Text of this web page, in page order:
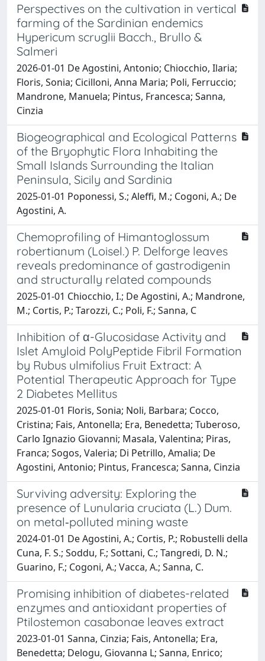
Perspectives on the cultivation in vertical
farming of the Sardinian endemics
Hypericum scruglii Bacch., Brullo &
Salmeri
2026-01-01 De Agostini, Antonio; Chiocchio, Ilaria;
Floris, Sonia; Cicilloni, Anna Maria; Poli, Ferruccio;
Mandrone, Manuela; Pintus, Francesca; Sanna,
Cinzia
Biogeographical and Ecological Patterns
of the Bryophytic Flora Inhabiting the
Small Islands Surrounding the Italian
Peninsula, Sicily and Sardinia
2025-01-01 Poponessi, S.; Aleffi, M.; Cogoni, A.; De
Agostini, A.
Chemoprofiling of Himantoglossum
robertianum (Loisel.) P. Delforge leaves
reveals predominance of gastrodigenin
and structurally related compounds
2025-01-01 Chiocchio, I.; De Agostini, A.; Mandrone,
M.; Cortis, P.; Tarozzi, C.; Poli, F.; Sanna, C
Inhibition of α-Glucosidase Activity and
Islet Amyloid PolyPeptide Fibril Formation
by Rubus ulmifolius Fruit Extract: A
Potential Therapeutic Approach for Type
2 Diabetes Mellitus
2025-01-01 Floris, Sonia; Noli, Barbara; Cocco,
Cristina; Fais, Antonella; Era, Benedetta; Tuberoso,
Carlo Ignazio Giovanni; Masala, Valentina; Piras,
Franca; Sogos, Valeria; Di Petrillo, Amalia; De
Agostini, Antonio; Pintus, Francesca; Sanna, Cinzia
Surviving adversity: Exploring the
presence of Lunularia cruciata (L.) Dum.
on metal‐polluted mining waste
2024-01-01 De Agostini, A.; Cortis, P.; Robustelli della
Cuna, F. S.; Soddu, F.; Sottani, C.; Tangredi, D. N.;
Guarino, F.; Cogoni, A.; Vacca, A.; Sanna, C.
Promising inhibition of diabetes-related
enzymes and antioxidant properties of
Ptilostemon casabonae leaves extract
2023-01-01 Sanna, Cinzia; Fais, Antonella; Era,
Benedetta; Delogu, Giovanna L; Sanna, Enrico;